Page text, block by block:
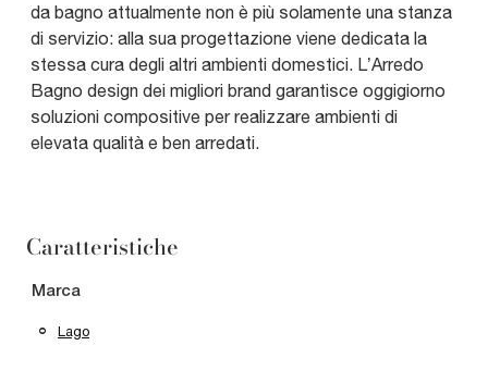
da bagno attualmente non è più solamente una stanza
di servizio: alla sua progettazione viene dedicata la
stessa cura degli altri ambienti domestici. L’Arredo
Bagno design dei migliori brand garantisce oggigiorno
soluzioni compositive per realizzare ambienti di
elevata qualità e ben arredati.
Caratteristiche
Marca
Lago